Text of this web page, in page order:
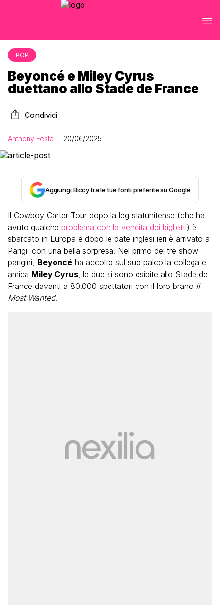
POP
Beyoncé e Miley Cyrus
duettano allo Stade de France
Condividi
Anthony Festa 20/06/2025
Aggiungi Biccy tra le tue fonti preferite su Google
Il Cowboy Carter Tour dopo la leg statunitense (che ha
avuto qualche problema con la vendita dei biglietti) è
sbarcato in Europa e dopo le date inglesi ieri è arrivato a
Parigi, con una bella sorpresa. Nel primo dei tre show
parigini, Beyoncé ha accolto sul suo palco la collega e
amica Miley Cyrus, le due si sono esibite allo Stade de
France davanti a 80.000 spettatori con il loro brano II
Most Wanted.